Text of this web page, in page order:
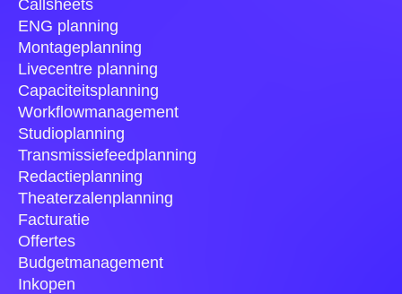
Callsheets
ENG planning
Montageplanning
Livecentre planning
Capaciteitsplanning
Workflowmanagement
Studioplanning
Transmissiefeedplanning
Redactieplanning
Theaterzalenplanning
Facturatie
Offertes
Budgetmanagement
Inkopen